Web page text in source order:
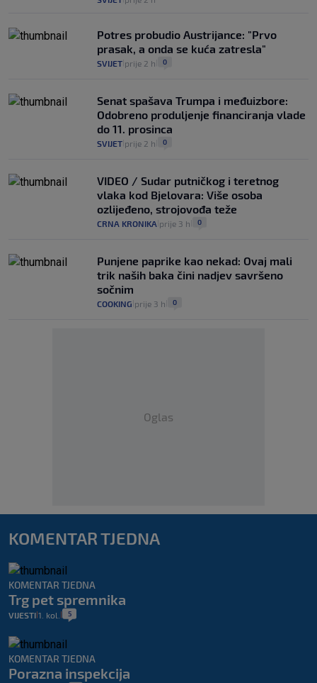
Potres probudio Austrijance: "Prvo
prasak, a onda se kuća zatresla"
SVIJET prije 2 h 0
Senat spašava Trumpa i međuizbore:
Odobreno produljenje financiranja vlade
do 11. prosinca
SVIJET prije 2 h 0
VIDEO / Sudar putničkog i teretnog
vlaka kod Bjelovara: Više osoba
ozlijeđeno, strojovođa teže
CRNA KRONIKA prije 3 h 0
Punjene paprike kao nekad: Ovaj mali
trik naših baka čini nadjev savršeno
sočnim
COOKING prije 3 h 0
Oglas
KOMENTAR TJEDNA
KOMENTAR TJEDNA
Trg pet spremnika
VIJESTI 1. kol. 5
KOMENTAR TJEDNA
Porazna inspekcija